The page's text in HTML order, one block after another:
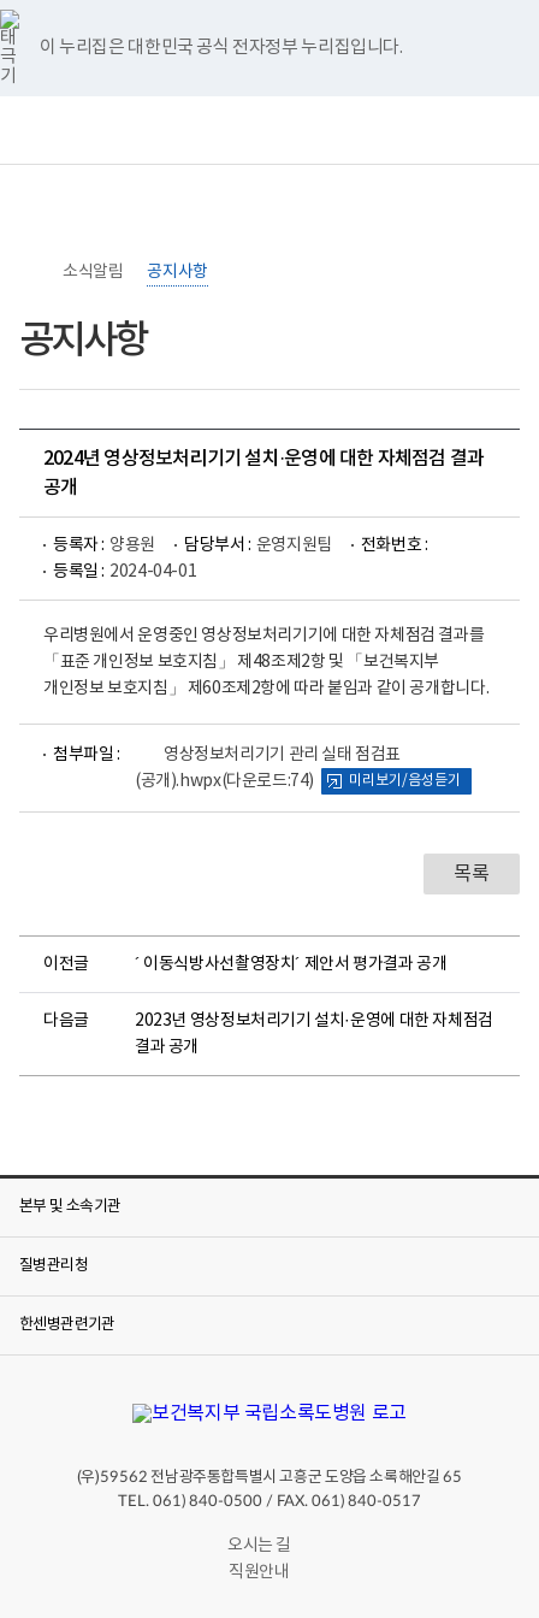
이 누리집은 대한민국 공식 전자정부 누리집입니다.
너
비
767px
이
하
록
원
로
검
메
홈
>
소식알림
>
공지사항
공지사항
2024년 영상정보처리기기 설치·운영에 대한 자체점검 결과
공개
등록자 : 양용원 담당부서 : 운영지원팀
전화번호 :
등록일 : 2024-04-01
우리병원에서 운영중인 영상정보처리기기에 대한 자체점검 결과를
「표준 개인정보 보호지침」 제48조제2항 및 「보건복지부
개인정보 보호지침」 제60조제2항에 따라 붙임과 같이 공개합니다.
첨부파일 :
영상정보처리기기 관리 실태 점검표
(공개).hwpx(다운로드:74)
어
미리보기/음성듣기
목록
이전글 ´ 이동식방사선촬영장치´ 제안서 평가결과 공개
다음글
2023년 영상정보처리기기 설치·운영에 대한 자체점검
결과 공개
본부 및 소속기관
질병관리청
한센병관련기관
(우)59562 전남광주통합특별시 고흥군 도양읍 소록해안길65
TEL. 061) 840-0500 / FAX. 061) 840-0517
오시는 길
직원안내